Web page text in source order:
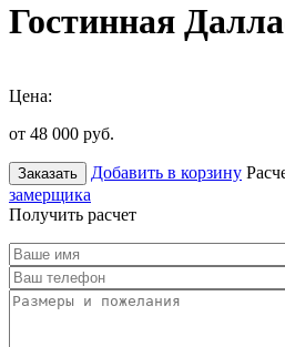
Гостинная
Цена:
от 48 000 руб.
Заказать Добавить в корзину
замерщика
Получить расчет